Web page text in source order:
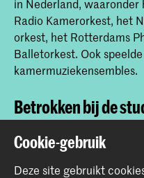
in Nederland,
Radio Kamerorkest, het
orkest, het Rotterdams
Balletorkest. Ook
kamermuziekensembles.
Betrokken bij de
PI - muziek voor blazers
Cookie-gebruik
Deze site gebruikt